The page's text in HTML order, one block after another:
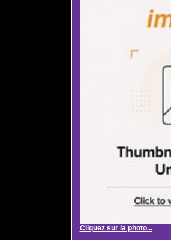
Cliquez sur la photo...